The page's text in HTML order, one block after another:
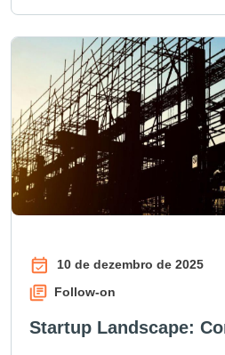
10 de dezembro de 2025
Follow-on
Startup Landscape: